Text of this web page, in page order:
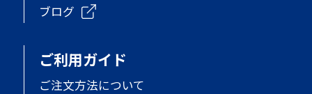
ブログ
ご利用ガイド
ご注文方法について